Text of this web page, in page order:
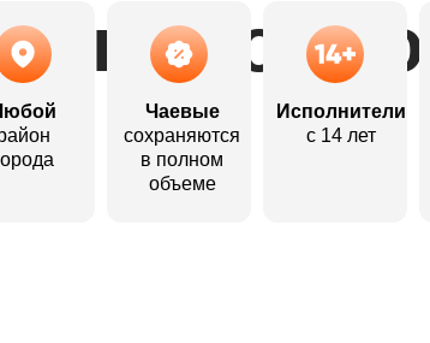
выгодно:
Чаевые
сохраняются
в полном
объеме
Исполнители
с 14 лет